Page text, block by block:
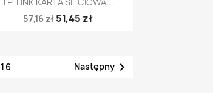
57,16 zł 51,45 zł
16 Następny